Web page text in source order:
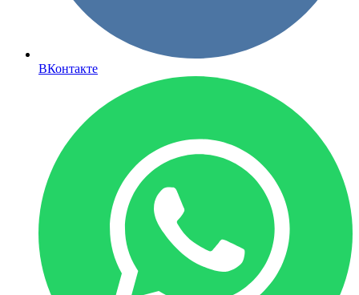
ВКонтакте